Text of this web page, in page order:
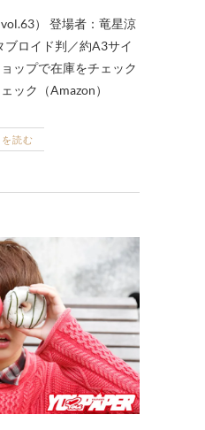
） 登場者：竜星涼
ロイド判／約A3サイ
ップで在庫をチェック
ック（Amazon）
読む